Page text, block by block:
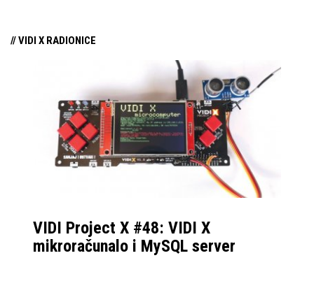
// VIDI X RADIONICE
VIDI Project X #48: VIDI X
mikroračunalo i MySQL server